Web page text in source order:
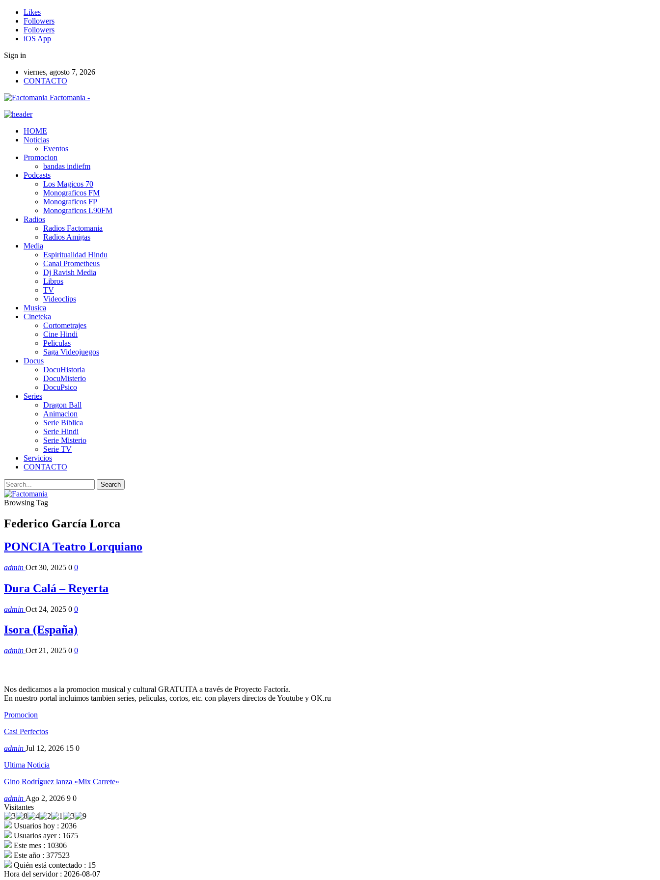
Likes
Followers
Followers
iOS App
Sign in
viernes, agosto 7, 2026
CONTACTO
Factomania -
HOME
Noticias
Eventos
Promocion
bandas indiefm
Podcasts
Los Magicos 70
Monograficos FM
Monograficos FP
Monograficos L90FM
Radios
Radios Factomania
Radios Amigas
Media
Espiritualidad Hindu
Canal Prometheus
Dj Ravish Media
Libros
TV
Videoclips
Musica
Cineteka
Cortometrajes
Cine Hindi
Peliculas
Saga Videojuegos
Docus
DocuHistoria
DocuMisterio
DocuPsico
Series
Dragon Ball
Animacion
Serie Biblica
Serie Hindi
Serie Misterio
Serie TV
Servicios
CONTACTO
Browsing Tag
Federico García Lorca
PONCIA Teatro Lorquiano
admin Oct 30, 2025 0 0
Dura Calá – Reyerta
admin Oct 24, 2025 0 0
Isora (España)
admin Oct 21, 2025 0 0
Nos dedicamos a la promocion musical y cultural GRATUITA a través de Proyecto Factoría.
En nuestro portal incluimos tambien series, peliculas, cortos, etc. con players directos de Youtube y OK.ru
Promocion
Casi Perfectos
admin Jul 12, 2026 15 0
Ultima Noticia
Gino Rodríguez lanza «Mix Carrete»
admin Ago 2, 2026 9 0
Visitantes
Usuarios hoy : 2036
Usuarios ayer : 1675
Este mes : 10306
Este año : 377523
Quién está contectado : 15
Hora del servidor : 2026-08-07